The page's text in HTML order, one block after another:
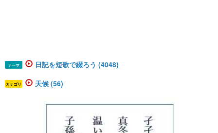
テーマ 日記を短歌で綴ろう (4048)
カテゴリ 天候 (56)